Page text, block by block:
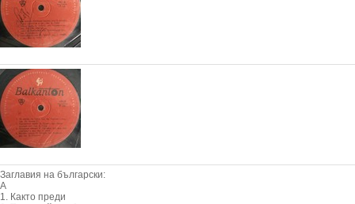
Заглавия на български:
А
1. Както преди